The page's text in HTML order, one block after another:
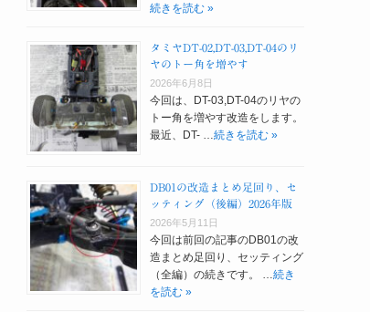
続きを読む »
タミヤDT-02,DT-03,DT-04のリ
ヤのトー角を増やす
2026年6月8日
今回は、DT-03,DT-04のリヤの
トー角を増やす改造をします。
最近、DT- …続きを読む »
DB01の改造まとめ足回り、セ
ッティング（後編）2026年版
2026年5月11日
今回は前回の記事のDB01の改
造まとめ足回り、セッティング
（全編）の続きです。 …続き
を読む »